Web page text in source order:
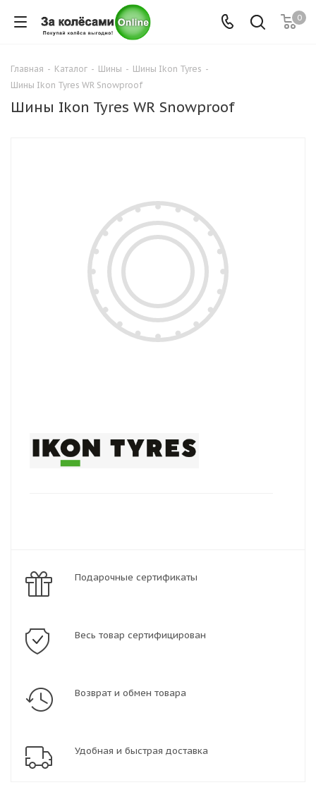
0
Главная - Каталог - Шины - Шины Ikon Tyres -
Шины Ikon Tyres WR Snowproof
Шины Ikon Tyres WR Snowproof
Подарочные сертификаты
Весь товар сертифицирован
Возврат и обмен товара
Удобная и быстрая доставка